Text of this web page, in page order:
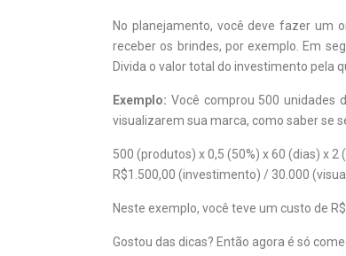
No planejamento, você deve fazer um
receber os brindes, por exemplo. Em
Divida o valor total do investimento pela
Exemplo: Você comprou 500 unidades
visualizarem sua marca, como saber se
500 (produtos) x 0,5 (50%) x 60 (dias) x
R$1.500,00 (investimento) / 30.000
Neste exemplo, você teve um custo de
Gostou das dicas? Então agora é só